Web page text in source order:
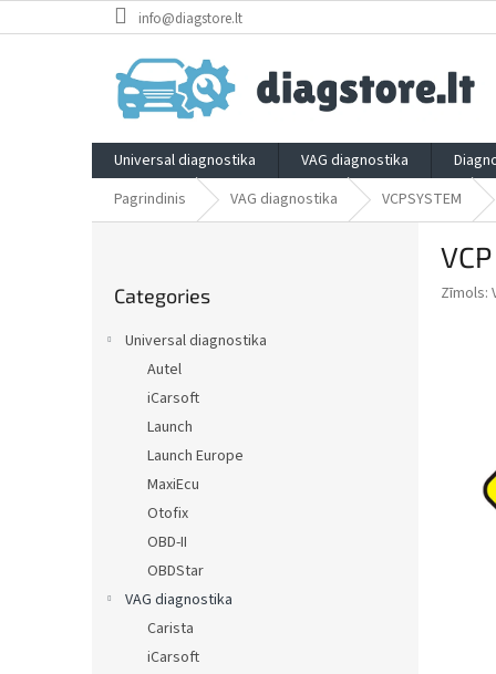
to
info@diagstore.lt
Universal diagnostika VAG diagnostika
Pagrindinis
VAG diagnostika VCPSYSTEM
categories
Categories
Universal diagnostika
Autel
iCarsoft
Launch
Launch Europe
MaxiEcu
Otofix
OBD-II
OBDStar
VAG diagnostika
Carista
iCarsoft
Zīmols: